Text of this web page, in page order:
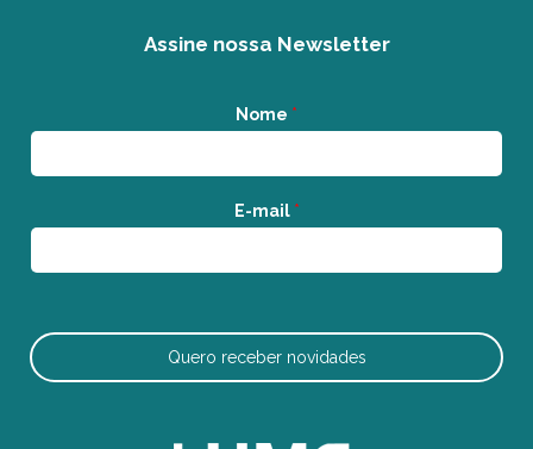
Assine nossa Newsletter
Nome *
E-mail *
Quero receber novidades